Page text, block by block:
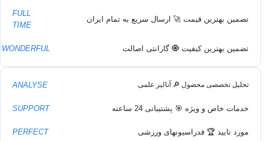
تضمین بهترین قیمت 🚀 ارسال سریع به تمام ایران
FULL
TIME
تضمین بهترین کیفیت 🧿 گارانتی اصالت WONDERFUL
تحلیل تخصصی محصول 🔎 آنالیز علمی ANALYSE
خدمات خاص و ویژه 🎯 پشتیبانی 24 ساعته SUPPORT
مورد تایید 🏆 فدراسیونهای ورزشی PERFECT